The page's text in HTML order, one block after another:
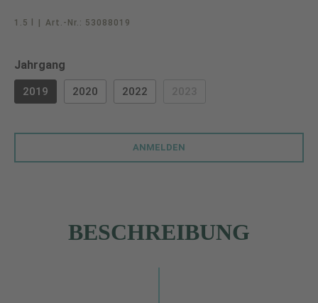
1.5 l Art.-Nr.: 53088019
Jahrgang
2019 2020 2022
ANMELDEN
BESCHREIBUNG